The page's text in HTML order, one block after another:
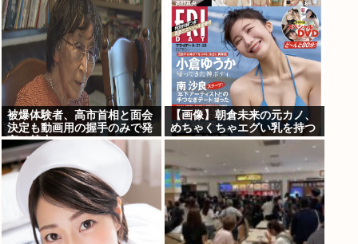
被爆体験者、高市首相と面会
決定も動画用の握手のみで発
言は禁止www
【画像】朝倉未来の元カノ、
めちゃくちゃエグい乳を持つ